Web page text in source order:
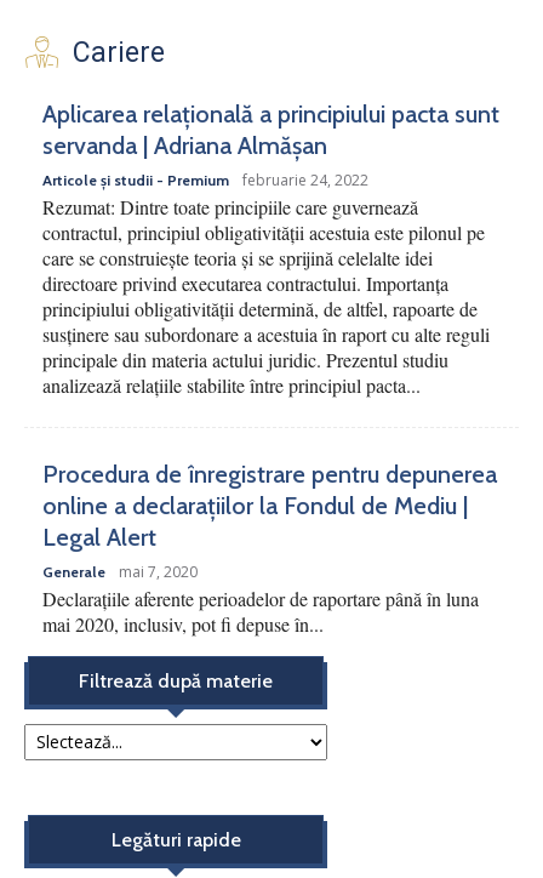
Cariere
Aplicarea relațională a principiului pacta sunt
servanda | Adriana Almășan
Articole și studii - Premium februarie 24, 2022
Rezumat: Dintre toate principiile care guvernează
contractul, principiul obligativității acestuia este pilonul pe
care se construiește teoria și se sprijină celelalte idei
directoare privind executarea contractului. Importanța
principiului obligativității determină, de altfel, rapoarte de
susținere sau subordonare a acestuia în raport cu alte reguli
principale din materia actului juridic. Prezentul studiu
analizează relațiile stabilite între principiul pacta...
Procedura de înregistrare pentru depunerea
online a declarațiilor la Fondul de Mediu |
Legal Alert
Generale mai 7, 2020
Declarațiile aferente perioadelor de raportare până în luna
mai 2020, inclusiv, pot fi depuse în...
Filtrează după materie
Legături rapide